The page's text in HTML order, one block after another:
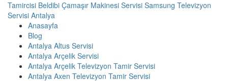
Tamircisi Beldibi Çamaşır Makinesi Servisi Samsung Televizyon
Servisi Antalya
Anasayfa
Blog
Antalya Altus Servisi
Antalya Arçelik Servisi
Antalya Arçelik Televizyon Tamir Servisi
Antalya Axen Televizyon Tamir Servisi